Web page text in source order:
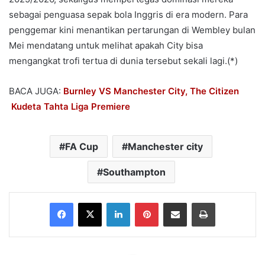
sebagai penguasa sepak bola Inggris di era modern. Para
penggemar kini menantikan pertarungan di Wembley bulan
Mei mendatang untuk melihat apakah City bisa
mengangkat trofi tertua di dunia tersebut sekali lagi.(*)
BACA JUGA: Burnley VS Manchester City, The Citizen
Kudeta Tahta Liga Premiere
FA Cup Manchester city
Southampton
Facebook
X LinkedInPinterestShare via Email Print